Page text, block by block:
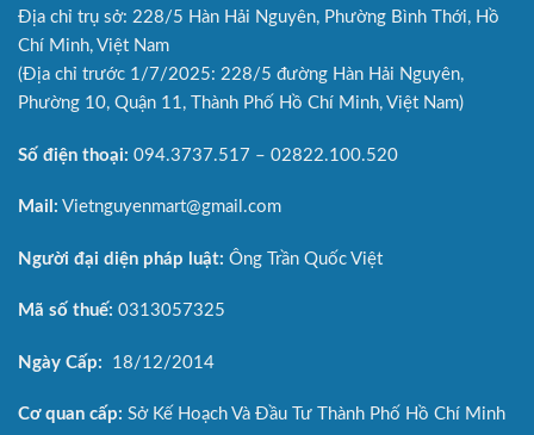
Địa chỉ trụ sở: 228/5 Hàn Hải Nguyên, Phường Bình Thới, Hồ
Chí Minh, Việt Nam
(Địa chỉ trước 1/7/2025: 228/5 đường Hàn Hải Nguyên,
Phường 10, Quận 11, Thành Phố Hồ Chí Minh, Việt Nam)
Số điện thoại: 094.3737.517 – 02822.100.520
Mail: Vietnguyenmart@gmail.com
Người đại diện pháp luật: Ông Trần Quốc Việt
Mã số thuế: 0313057325
Ngày Cấp: 18/12/2014
Cơ quan cấp: Sở Kế Hoạch Và Đầu Tư Thành Phố Hồ Chí Minh